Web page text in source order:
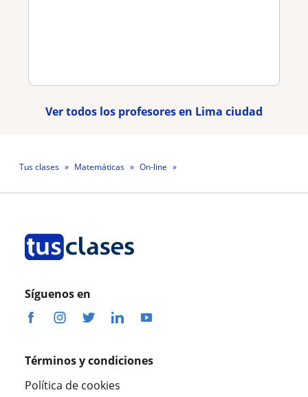
Ver todos los profesores en Lima ciudad
Tus clases Matemáticas
On-line
Síguenos en
Términos y condiciones
Política de cookies